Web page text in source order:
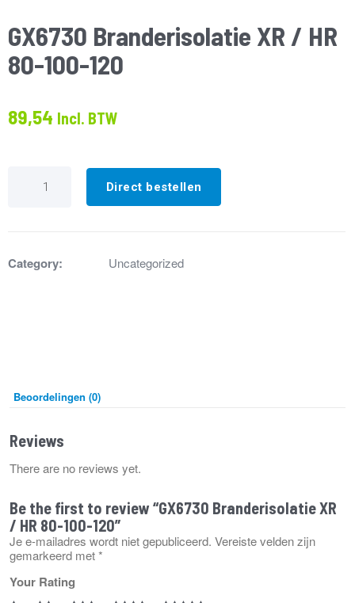
GX6730 Branderisolatie XR / HR
80-100-120
89,54 Incl. BTW
Branderisolatie
100-
120
Direct bestellen
Category: Uncategorized
Beoordelingen (0)
Reviews
There are no reviews yet.
Be the first to review “GX6730 Branderisolatie XR
/ HR 80-100-120”
Je e-mailadres wordt niet gepubliceerd. Vereiste velden zijn
gemarkeerd met*
Your Rating